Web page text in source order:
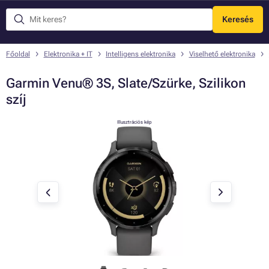
Keresés
Menü
Főoldal Elektronika + IT Intelligens elektronika Viselhető elektronika
Garmin Venu® 3S, Slate/Szürke, Szilikon
szíj
Illusztrációs kép